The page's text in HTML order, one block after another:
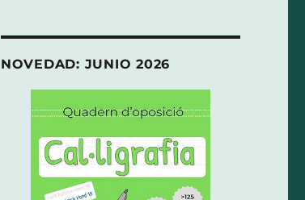
NOVEDAD: JUNIO 2026